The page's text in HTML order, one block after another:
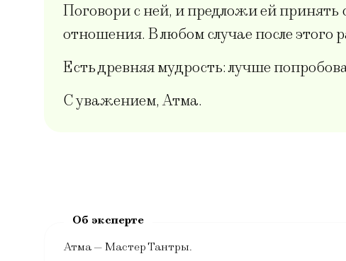
Поговори с ней, и предложи ей принять
отношения. В любом случае после этого
Есть древняя мудрость: лучше
С уважением, Атма.
Атма — Мастер Тантры.